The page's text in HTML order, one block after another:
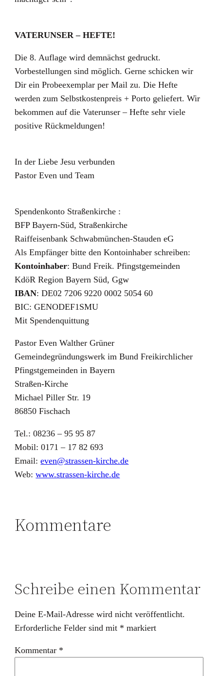
VATERUNSER – HEFTE!
Die 8. Auflage wird demnächst gedruckt.
Vorbestellungen sind möglich. Gerne schicken wir
Dir ein Probeexemplar per Mail zu. Die Hefte
werden zum Selbstkostenpreis + Porto geliefert. Wir
bekommen auf die Vaterunser – Hefte sehr viele
positive Rückmeldungen!
In der Liebe Jesu verbunden
Pastor Even und Team
Spendenkonto Straßenkirche :
BFP Bayern-Süd, Straßenkirche
Raiffeisenbank Schwabmünchen-Stauden eG
Als Empfänger bitte den Kontoinhaber schreiben:
Kontoinhaber: Bund Freik. Pfingstgemeinden
KdöR Region Bayern Süd, Ggw
IBAN: DE02 7206 9220 0002 5054 60
BIC: GENODEF1SMU
Mit Spendenquittung
Pastor Even Walther Grüner
Gemeindegründungswerk im Bund Freikirchlicher
Pfingstgemeinden in Bayern
Straßen-Kirche
Michael Piller Str. 19
86850 Fischach
Tel.: 08236 – 95 95 87
Mobil: 0171 – 17 82 693
Email:even@strassen-kirche.de
Web:www.strassen-kirche.de
Kommentare
Schreibe einen Kommentar
Deine E-Mail-Adresse wird nicht veröffentlicht.
Erforderliche Felder sind mit * markiert
Kommentar *